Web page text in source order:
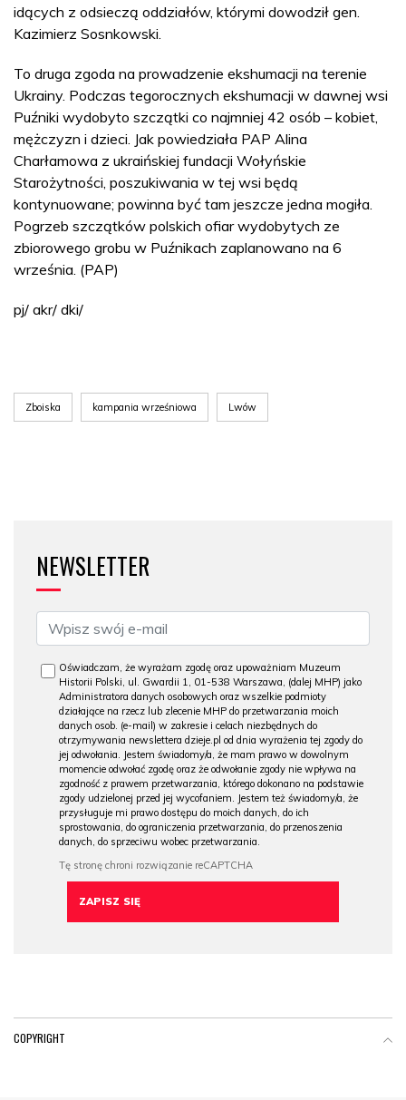
idących z odsieczą oddziałów, którymi dowodził gen.
Kazimierz Sosnkowski.
To druga zgoda na prowadzenie ekshumacji na terenie
Ukrainy. Podczas tegorocznych ekshumacji w dawnej wsi
Puźniki wydobyto szczątki co najmniej 42 osób – kobiet,
mężczyzn i dzieci. Jak powiedziała PAP Alina
Charłamowa z ukraińskiej fundacji Wołyńskie
Starożytności, poszukiwania w tej wsi będą
kontynuowane; powinna być tam jeszcze jedna mogiła.
Pogrzeb szczątków polskich ofiar wydobytych ze
zbiorowego grobu w Puźnikach zaplanowano na 6
września. (PAP)
pj/ akr/ dki/
Zboiska kampania wrześniowa Lwów
NEWSLETTER
Oświadczam, że wyrażam zgodę oraz upoważniam Muzeum
Historii Polski, ul. Gwardii 1, 01-538 Warszawa, (dalej MHP) jako
Administratora danych osobowych oraz wszelkie podmioty
działające na rzecz lub zlecenie MHP do przetwarzania moich
danych osob. (e-mail) w zakresie i celach niezbędnych do
otrzymywania newslettera dzieje.pl od dnia wyrażenia tej zgody do
jej odwołania. Jestem świadomy/a, że mam prawo w dowolnym
momencie odwołać zgodę oraz że odwołanie zgody nie wpływa na
zgodność z prawem przetwarzania, którego dokonano na podstawie
zgody udzielonej przed jej wycofaniem. Jestem też świadomy/a, że
przysługuje mi prawo dostępu do moich danych, do ich
sprostowania, do ograniczenia przetwarzania, do przenoszenia
danych, do sprzeciwu wobec przetwarzania.
COPYRIGHT